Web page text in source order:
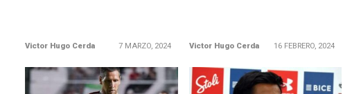
Victor Hugo Cerda 7 MARZO, 2024 Victor Hugo Cerda 16 FEBRERO, 2024